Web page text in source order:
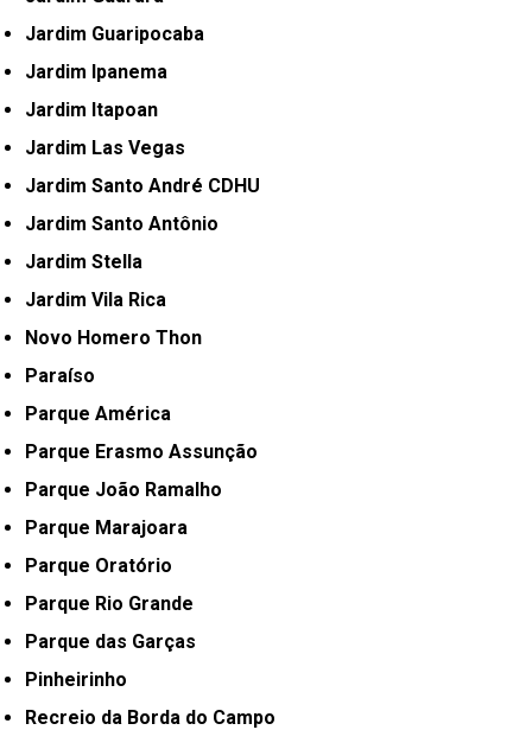
Jardim Guaripocaba
Jardim Ipanema
Jardim Itapoan
Jardim Las Vegas
Jardim Santo André CDHU
Jardim Santo Antônio
Jardim Stella
Jardim Vila Rica
Novo Homero Thon
Paraíso
Parque América
Parque Erasmo Assunção
Parque João Ramalho
Parque Marajoara
Parque Oratório
Parque Rio Grande
Parque das Garças
Pinheirinho
Recreio da Borda do Campo